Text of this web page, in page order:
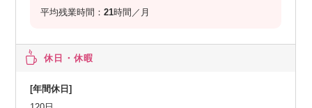
平均残業時間：21時間／月
休日・休暇
[年間休日]